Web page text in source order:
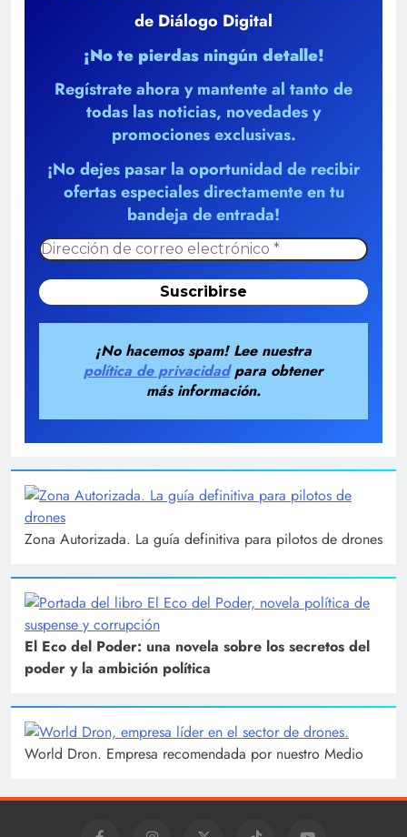
de Diálogo Digital
¡No te pierdas ningún detalle!
Regístrate ahora y mantente al tanto de
todas las noticias, novedades y
promociones exclusivas.
¡No dejes pasar la oportunidad de recibir
ofertas especiales directamente en tu
bandeja de entrada!
¡No hacemos spam! Lee nuestra
política de privacidadpara obtener
más información.
Zona Autorizada. La guía definitiva para pilotos de drones
El Eco del Poder: una novela sobre los secretos del
poder y la ambición política
World Dron. Empresa recomendada por nuestro Medio